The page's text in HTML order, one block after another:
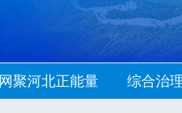
网聚河北正能量 综合治理